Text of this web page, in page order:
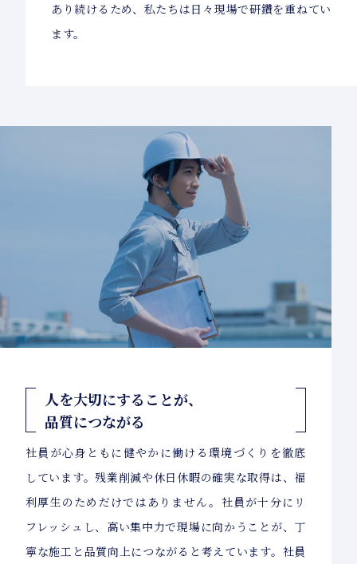
あり続けるため、私たちは日々現場で研鑽を重ねてい
ます。
人を大切にすることが、
品質につながる
社員が心身ともに健やかに働ける環境づくりを徹底
しています。残業削減や休日休暇の確実な取得は、福
利厚生のためだけではありません。社員が十分にリ
フレッシュし、高い集中力で現場に向かうことが、丁
寧な施工と品質向上につながると考えています。社員